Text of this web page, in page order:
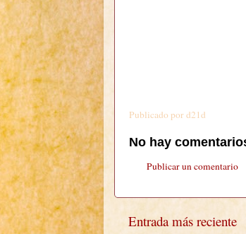
Publicado pord21d
No hay
Publicar un comentario
Entrada más reciente